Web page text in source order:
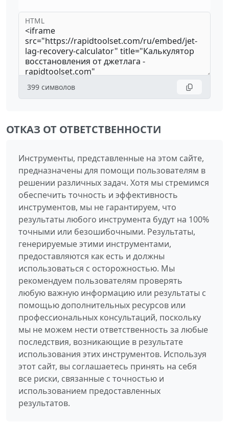
HTML
399 символов
ОТКАЗ ОТ ОТВЕТСТВЕННОСТИ
Инструменты, представленные на этом сайте,
предназначены для помощи пользователям в
решении различных задач. Хотя мы стремимся
обеспечить точность и эффективность
инструментов, мы не гарантируем, что
результаты любого инструмента будут на 100%
точными или безошибочными. Результаты,
генерируемые этими инструментами,
предоставляются как есть и должны
использоваться с осторожностью. Мы
рекомендуем пользователям проверять
любую важную информацию или результаты с
помощью дополнительных ресурсов или
профессиональных консультаций, поскольку
мы не можем нести ответственность за любые
последствия, возникающие в результате
использования этих инструментов. Используя
этот сайт, вы соглашаетесь принять на себя
все риски, связанные с точностью и
использованием предоставленных
результатов.